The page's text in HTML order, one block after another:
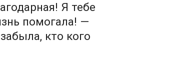
Я тебе
помогала! —
кто кого